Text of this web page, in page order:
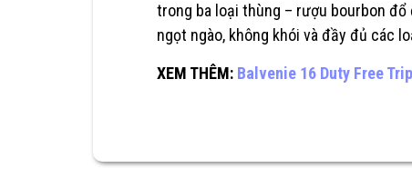
trong ba loại thùng – rượu bourbon
ngọt ngào, không khói và đầy đủ các
XEM THÊM: Balvenie 16 Duty Free